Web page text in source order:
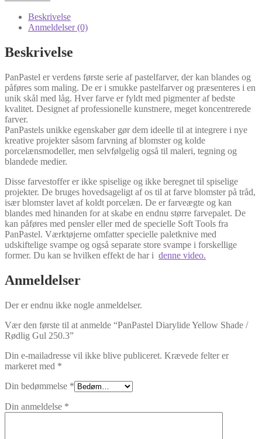
Rødlig
250.3
antal
Beskrivelse
Anmeldelser (0)
Beskrivelse
PanPastel er verdens første serie af pastelfarver, der kan blandes og
påføres som maling. De er i smukke pastelfarver og præsenteres i en
unik skål med låg. Hver farve er fyldt med pigmenter af bedste
kvalitet. Designet af professionelle kunstnere, meget koncentrerede
farver.
PanPastels unikke egenskaber gør dem ideelle til at integrere i nye
kreative projekter såsom farvning af blomster og kolde
porcelænsmodeller, men selvfølgelig også til maleri, tegning og
blandede medier.
Disse farvestoffer er ikke spiselige og ikke beregnet til spiselige
projekter. De bruges hovedsageligt af os til at farve blomster på tråd,
især blomster lavet af koldt porcelæn. De er farveægte og kan
blandes med hinanden for at skabe en endnu større farvepalet. De
kan påføres med pensler eller med de specielle Soft Tools fra
PanPastel. Værktøjerne omfatter specielle paletknive med
udskiftelige svampe og også separate store svampe i forskellige
former. Du kan se hvilken effekt de har i denne video.
Anmeldelser
Der er endnu ikke nogle anmeldelser.
Vær den første til at anmelde “PanPastel Diarylide Yellow Shade /
Rødlig Gul 250.3”
Din e-mailadresse vil ikke blive publiceret. Krævede felter er
markeret med *
Din bedømmelse *
Din anmeldelse *